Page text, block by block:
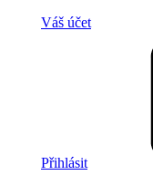
Váš účet
Přihlásit